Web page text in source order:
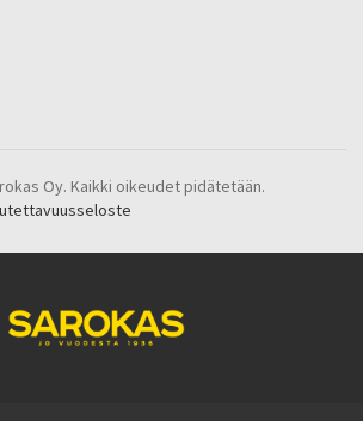
Oy. Kaikki oikeudet pidätetään.